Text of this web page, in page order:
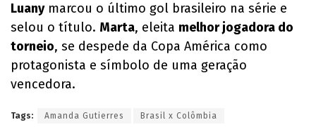
Luanymarcou o último gol brasileiro na série e
selou o título. Marta, eleita melhor jogadora do
torneio, se despede da Copa América como
protagonista e símbolo de uma geração
vencedora.
Tags: Amanda Gutierres Brasil x Colômbia